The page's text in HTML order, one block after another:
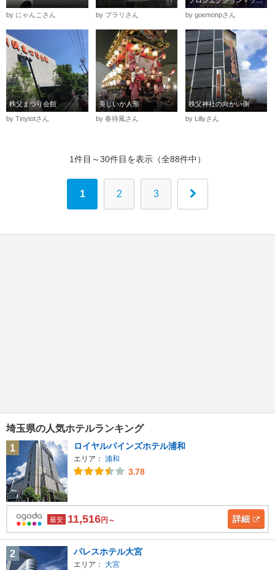
by にゃんこさん by ブラリさん
by goemonpさん
秩父まつり会館
by Tinytotさん
美しいが人形
by 春待風さん
秩父神社の向かい側
by Lillyさん
1件目～30件目を表示（全88件中）
1 2 3
埼玉県の人気ホテルランキング
1
ロイヤルパインズホテル浦和
エリア： 浦和
3.78
最安 11,516円～ 詳細
2 パレスホテル大宮
エリア： 大宮